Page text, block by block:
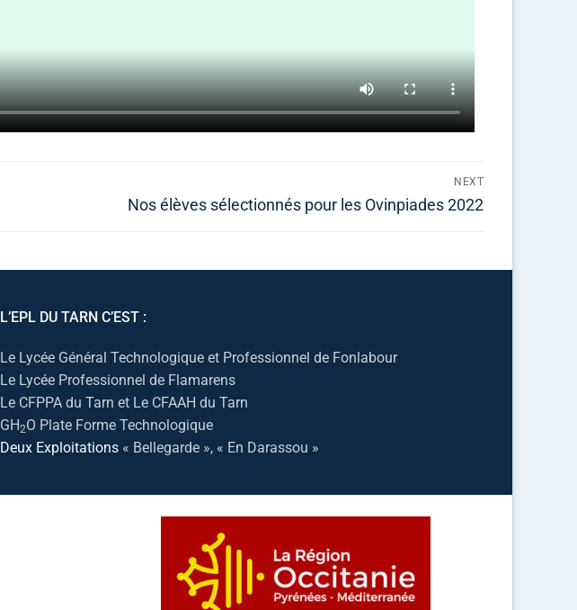
NEXT
Nos élèves sélectionnés pour les Ovinpiades 2022
L’EPL DU TARN C’EST :
Le Lycée Général Technologique et Professionnel de Fonlabour
Le Lycée Professionnel de Flamarens
Le CFPPA du Tarn et Le CFAAH du Tarn
GH2O Plate Forme Technologique
Deux Exploitations « Bellegarde », « En Darassou »